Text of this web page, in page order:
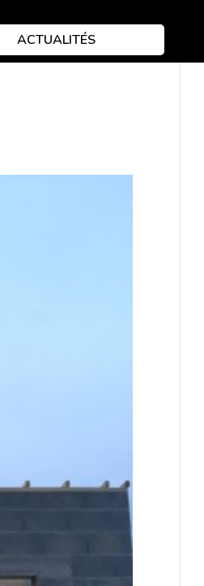
ACTUALITÉS